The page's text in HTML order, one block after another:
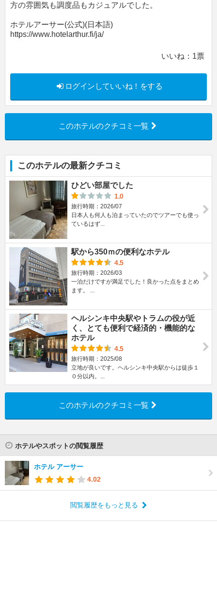
方の雰囲気も調度品もカジュアルでした。
ホテルアーサー(公式)(日本語)
https://www.hotelarthur.fi/ja/
いいね： 1票
ログインしていいね！をする
このホテルのクチコミ一覧
このホテルの最新クチコミ
ひどい部屋でした
1.0
旅行時期：2026/07
日本人も何人も泊まっていたのでツアーでも使っ
ているはず...
駅から350ｍの便利なホテル
4.5
旅行時期：2026/03
一泊だけですが満足でした！良かった点をまとめ
ます。 ...
ヘルシンキ中央駅やトラムの役が近
く、とても便利で経済的・機能的な
ホテル
4.5
旅行時期：2025/08
立地が良いです。ヘルシンキ中央駅からは徒歩１
０分以内。...
このホテルのクチコミ一覧
ホテルやスポットの閲覧履歴
ホテル アーサー
4.02
閲覧履歴をもっと見る